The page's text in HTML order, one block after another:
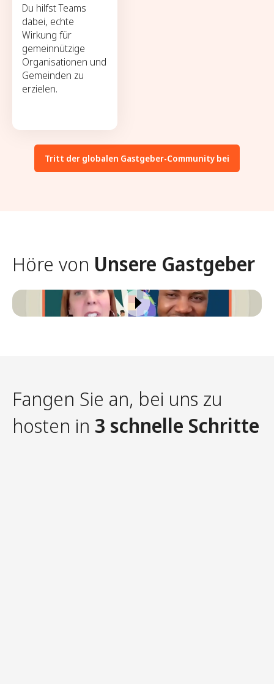
Du hilfst Teams
dabei, echte
Wirkung für
gemeinnützige
Organisationen und
Gemeinden zu
erzielen.
Tritt der globalen Gastgeber-Community bei
Höre von Unsere Gastgeber
Fangen Sie an, bei uns zu
hosten in 3 schnelle Schritte